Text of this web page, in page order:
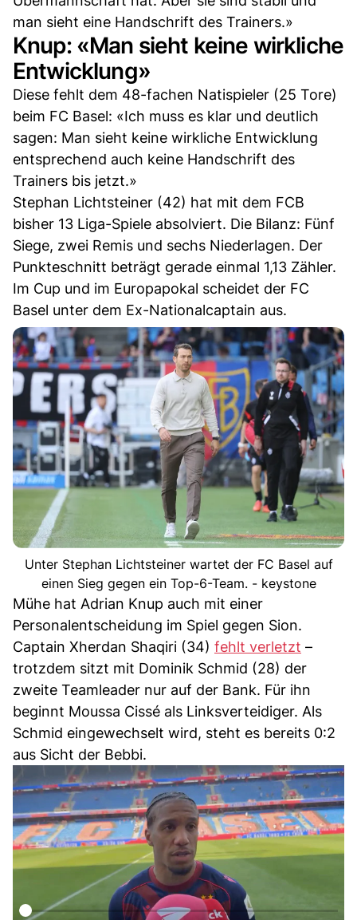
man sieht eine Handschrift des Trainers.»
Knup: «Man sieht keine wirkliche
Entwicklung»
Diese fehlt dem 48-fachen Natispieler (25 Tore)
beim FC Basel: «Ich muss es klar und deutlich
sagen: Man sieht keine wirkliche Entwicklung
entsprechend auch keine Handschrift des
Trainers bis jetzt.»
Stephan Lichtsteiner (42) hat mit dem FCB
bisher 13 Liga-Spiele absolviert. Die Bilanz: Fünf
Siege, zwei Remis und sechs Niederlagen. Der
Punkteschnitt beträgt gerade einmal 1,13 Zähler.
Im Cup und im Europapokal scheidet der FC
Basel unter dem Ex-Nationalcaptain aus.
Unter Stephan Lichtsteiner wartet der FC Basel auf
einen Sieg gegen ein Top-6-Team. - keystone
Mühe hat Adrian Knup auch mit einer
Personalentscheidung im Spiel gegen Sion.
Captain Xherdan Shaqiri (34) fehlt verletzt –
trotzdem sitzt mit Dominik Schmid (28) der
zweite Teamleader nur auf der Bank. Für ihn
beginnt Moussa Cissé als Linksverteidiger. Als
Schmid eingewechselt wird, steht es bereits 0:2
aus Sicht der Bebbi.